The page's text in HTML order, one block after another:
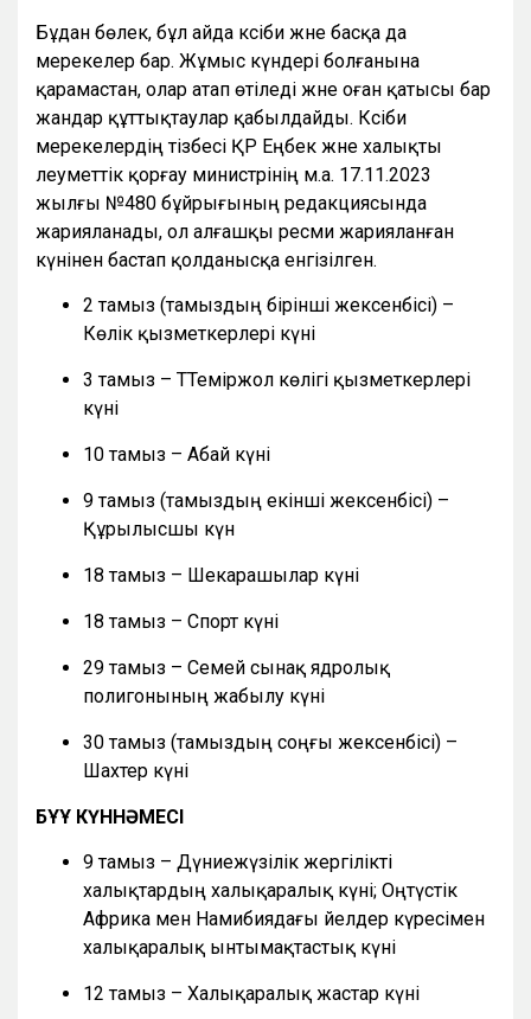
Бұдан бөлек, бұл айда кәсіби және басқа да
мерекелер бар. Жұмыс күндері болғанына
қарамастан, олар атап өтіледі және оған қатысы бар
жандар құттықтаулар қабылдайды. Кәсіби
мерекелердің тізбесі ҚР Еңбек және халықты
әлеуметтік қорғау министрінің м.а. 17.11.2023
жылғы №480 бұйрығының редакциясында
жарияланады, ол алғашқы ресми жарияланған
күнінен бастап қолданысқа енгізілген.
2 тамыз (тамыздың бірінші жексенбісі) –
Көлік қызметкерлері күні
3 тамыз – ТТеміржол көлігі қызметкерлері
күні
10 тамыз – Абай күні
9 тамыз (тамыздың екінші жексенбісі) –
Құрылысшы күн
18 тамыз – Шекарашылар күні
18 тамыз – Спорт күні
29 тамыз – Семей сынақ ядролық
полигонының жабылу күні
30 тамыз (тамыздың соңғы жексенбісі) –
Шахтер күні
БҰҰ КҮННӘМЕСІ
9 тамыз – Дүниежүзілік жергілікті
халықтардың халықаралық күні; Оңтүстік
Африка мен Намибиядағы әйелдер күресімен
халықаралық ынтымақтастық күні
12 тамыз – Халықаралық жастар күні